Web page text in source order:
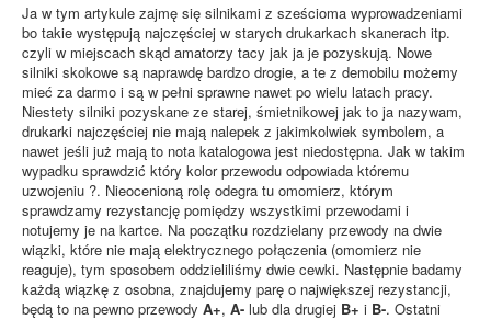
Ja w tym artykule zajmę się silnikami z sześcioma wyprowadzeniami
bo takie występują najczęściej w starych drukarkach skanerach itp.
czyli w miejscach skąd amatorzy tacy jak ja je pozyskują. Nowe
silniki skokowe są naprawdę bardzo drogie, a te z demobilu możemy
mieć za darmo i są w pełni sprawne nawet po wielu latach pracy.
Niestety silniki pozyskane ze starej, śmietnikowej jak to ja nazywam,
drukarki najczęściej nie mają nalepek z jakimkolwiek symbolem, a
nawet jeśli już mają to nota katalogowa jest niedostępna. Jak w takim
wypadku sprawdzić który kolor przewodu odpowiada któremu
uzwojeniu ?. Nieocenioną rolę odegra tu omomierz, którym
sprawdzamy rezystancję pomiędzy wszystkimi przewodami i
notujemy je na kartce. Na początku rozdzielany przewody na dwie
wiązki, które nie mają elektrycznego połączenia (omomierz nie
reaguje), tym sposobem oddzieliliśmy dwie cewki. Następnie badamy
każdą wiązkę z osobna, znajdujemy parę o największej rezystancji,
będą to na pewno przewody A+, A- lub dla drugiej B+ i B-. Ostatni